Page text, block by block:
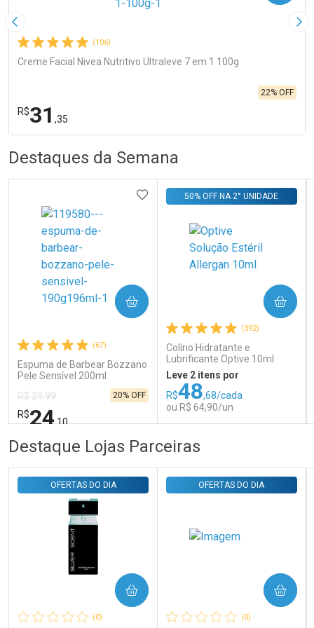
Imagem Anterior
(106)
Creme Facial Nivea Nutritivo Ultraleve 7 em 1 100g
R$31 ,35
22% OFF
Laboratório
Por R$ 31,35/cada
Por Menos
Por R$ 31,35/cada
Destaques da Semana
(67)
Espuma de Barbear Bozzano
Pele Sensível 200ml
R$ 29,99
R$24,10
20% OFF
ADICIONAR AOS FAVORITOS
COMPRAR
FECHAR
Laboratório
FECHAR
Por Menos
(392)
Colírio Hidratante e
Lubrificante Optive 10ml
50% OFF NA 2° UNIDADE
Leve 2 itens por
R$48,68/cada
ou R$ 64,90/un
COMPRAR
Destaque Lojas Parceiras
(0)
OFERTAS DO DIA
COMPRAR
(0)
OFERTAS DO DIA
COMPRAR